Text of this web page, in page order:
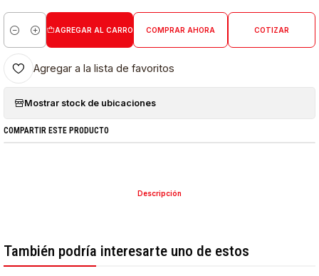
Cantidad
AGREGAR AL CARRO COMPRAR AHORA COTIZAR
Agregar a la lista de favoritos
Mostrar stock de ubicaciones
COMPARTIR ESTE PRODUCTO
Descripción
También podría interesarte uno de estos